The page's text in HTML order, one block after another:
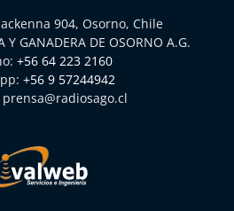
904, Osorno, Chile
Y GANADERA DE OSORNO A.G.
+56 64 223 2160
+56 9 57244942
prensa@radiosago.cl